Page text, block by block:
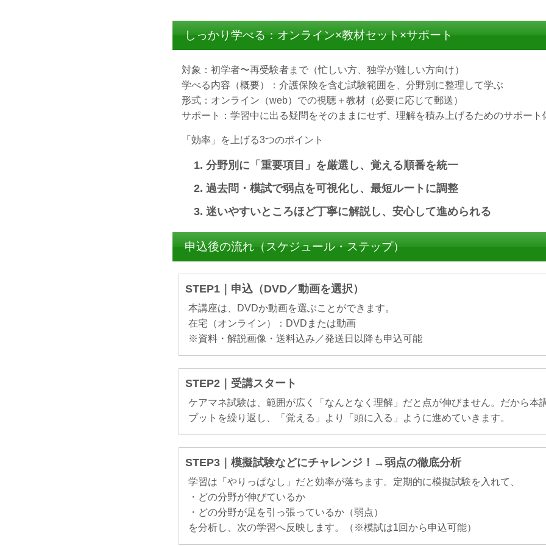
しっかり学べる：オンライン×教材セット×サポート
対象：初学者〜再受験者まで（忙しい方、独学が難しい方向け）
学べる内容（概要）：介護保険を含む試験範囲を、分野別に整理して学ぶ
形式：オンライン（web）での視聴＋教材（必要に応じて郵送）
サポート：学習中に出る疑問をそのままにせず、理解を積み上げるためのサポート
「効率」を上げる3つのポイント
分野別に「重要項目」を厳選し、覚える順番を統一
過去問・模試で弱点を可視化し、最短ルートに調整
迷いやすいところほど丁寧に解説し、安心して進められる
申込後の流れ（スケジュール・ステップ）
STEP1｜申込（DVD／動画を選択）
本講座は、DVDか動画を選ぶことができます。
在宅（オンライン）：DVDまたは動画
※資料・解説画像・送料込み／発送日以降も申込可能
STEP2｜受講スタート
ケアマネ試験は、範囲が広く「なんとなく理解」だと点が伸びません。だから本
プットを繰り返し、「覚える」より「頭に入る」ように進めていきます。
STEP3｜模擬試験などにチャレンジ！→弱点の徹底分析
学習は「やりっぱなし」だと効率が落ちます。定期的に模擬試験を入れて、
・どの分野が伸びているか
・どの分野が足を引っ張っているか（弱点）
を分析し、次の学習へ反映します。（※模試は1回から申込可能）